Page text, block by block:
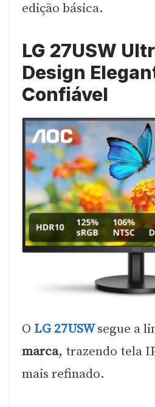
edição básica.
LG 27USW
Design
Confiável
O LG 27USW segue a
marca, trazendo tela
mais refinado.